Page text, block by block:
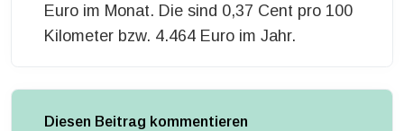
Euro im Monat. Die sind 0,37 Cent pro 100
Kilometer bzw. 4.464 Euro im Jahr.
Diesen Beitrag kommentieren